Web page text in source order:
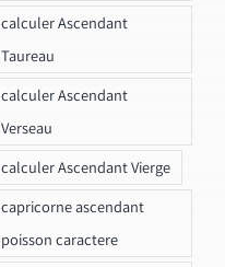
calculer Ascendant
Taureau
calculer Ascendant
Verseau
calculer Ascendant Vierge
capricorne ascendant
poisson caractere